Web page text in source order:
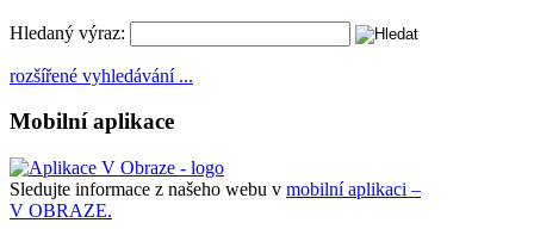
Hledaný výraz:
rozšířené vyhledávání ...
Mobilní aplikace
Sledujte informace z našeho webu v mobilní aplikaci –
V OBRAZE.